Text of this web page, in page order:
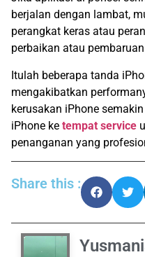
berjalan dengan lambat,
perangkat keras atau
perbaikan atau
Itulah beberapa tanda
mengakibatkan
kerusakan iPhone
iPhone ke tempat service
penanganan yang
Share this :